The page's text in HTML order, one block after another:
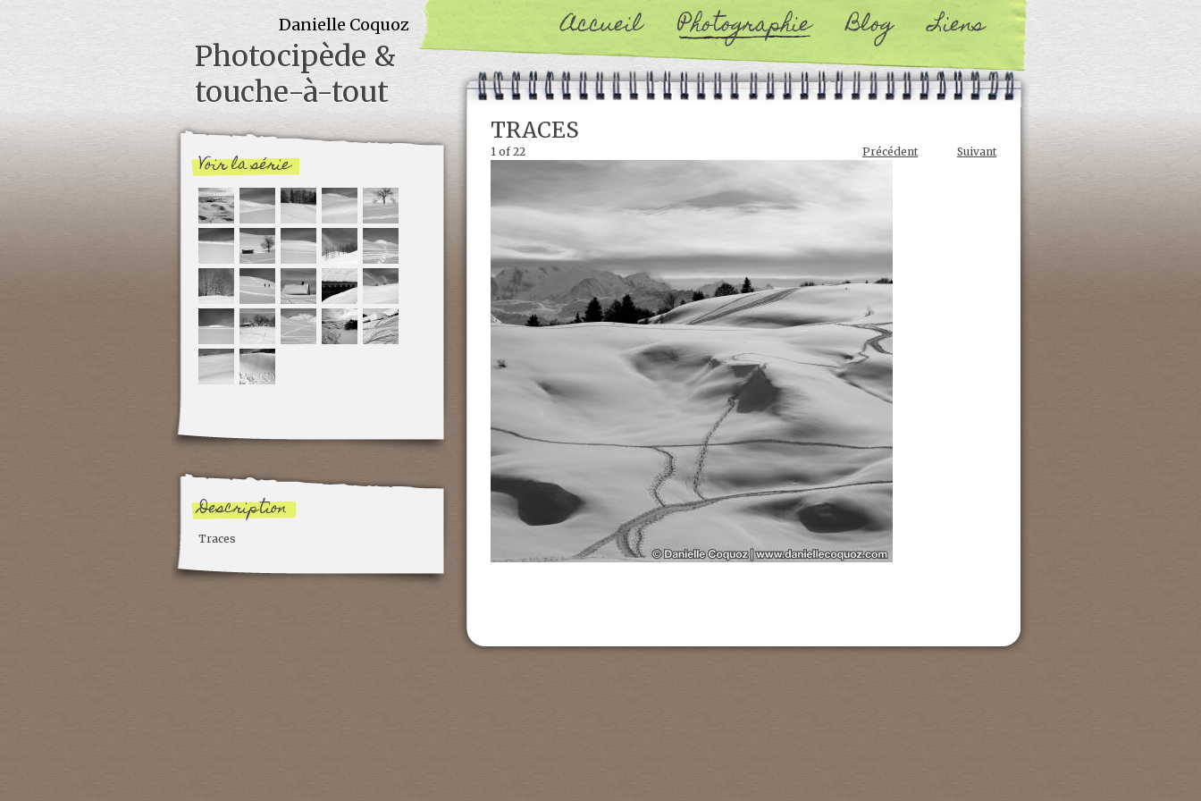
Danielle Coquoz
Photocipède &
touche-à-tout
Accueil Photographie Blog Liens
TRACES
Précédent Suivant
1 of22
Voir la série
Description
Traces